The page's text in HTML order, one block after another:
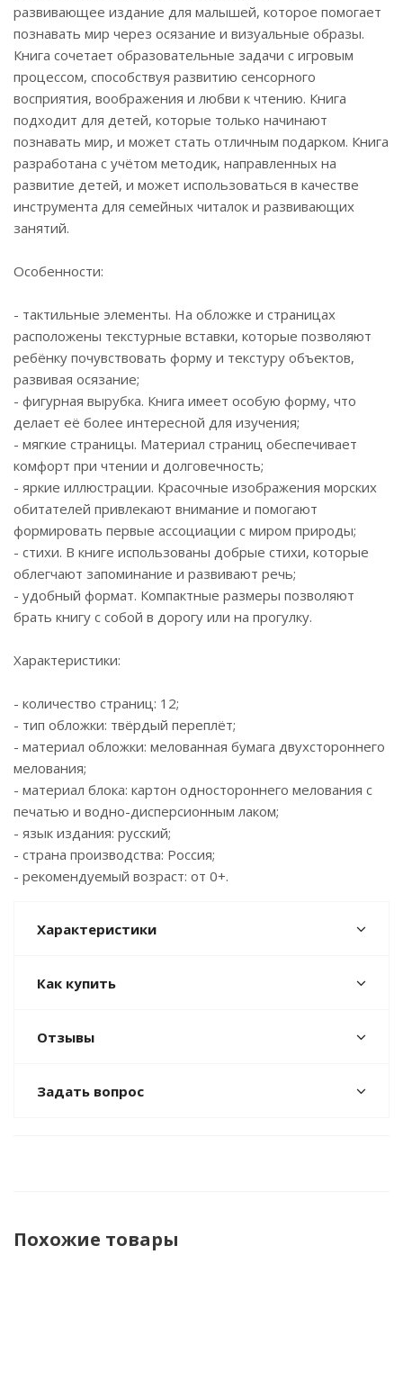
развивающее издание для малышей, которое помогает
познавать мир через осязание и визуальные образы.
Книга сочетает образовательные задачи с игровым
процессом, способствуя развитию сенсорного
восприятия, воображения и любви к чтению. Книга
подходит для детей, которые только начинают
познавать мир, и может стать отличным подарком. Книга
разработана с учётом методик, направленных на
развитие детей, и может использоваться в качестве
инструмента для семейных читалок и развивающих
занятий.
Особенности:
- тактильные элементы. На обложке и страницах
расположены текстурные вставки, которые позволяют
ребёнку почувствовать форму и текстуру объектов,
развивая осязание;
- фигурная вырубка. Книга имеет особую форму, что
делает её более интересной для изучения;
- мягкие страницы. Материал страниц обеспечивает
комфорт при чтении и долговечность;
- яркие иллюстрации. Красочные изображения морских
обитателей привлекают внимание и помогают
формировать первые ассоциации с миром природы;
- стихи. В книге использованы добрые стихи, которые
облегчают запоминание и развивают речь;
- удобный формат. Компактные размеры позволяют
брать книгу с собой в дорогу или на прогулку.
Характеристики:
- количество страниц: 12;
- тип обложки: твёрдый переплёт;
- материал обложки: мелованная бумага двухстороннего
мелования;
- материал блока: картон одностороннего мелования с
печатью и водно-дисперсионным лаком;
- язык издания: русский;
- страна производства: Россия;
- рекомендуемый возраст: от 0+.
Характеристики
Как купить
Отзывы
Задать вопрос
Похожие товары